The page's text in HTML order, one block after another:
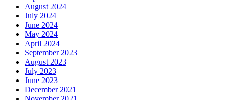
August 2024
July 2024
June 2024
May 2024
April 2024
September 2023
August 2023
July 2023
June 2023
December 2021